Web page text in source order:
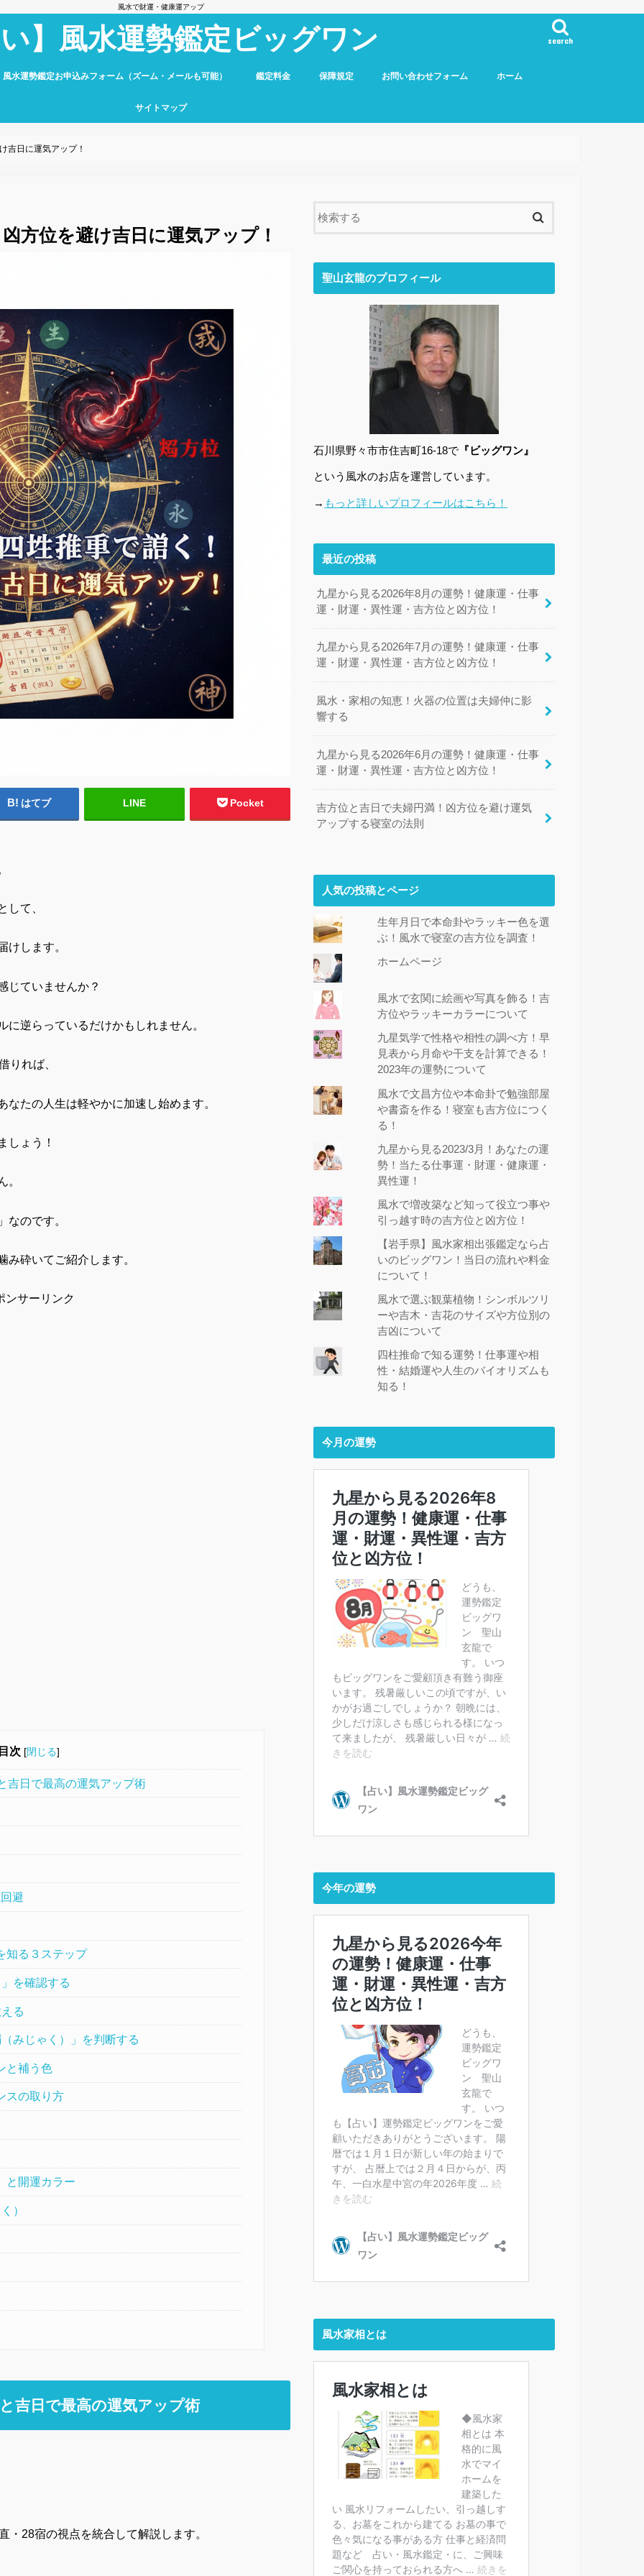
風水で財運・健康運アップ
】風水運勢鑑定ビッグワン search
風水運勢鑑定お申込みフォーム（ズーム・メールも可能） 鑑定料金 保障規定 お問い合わせフォーム ホーム
サイトマップ
吉日に運気アップ！
方位を避け吉日に運気アップ！
はてブ LINE Pocket
して、
けします。
じていませんか？
逆らっているだけかもしれません。
りれば、
たの人生は軽やかに加速し始めます。
しょう！
。
なのです。
砕いてご紹介します。
ンサーリンク
次 [閉じる]
吉日で最高の運気アップ術
避
知る３ステップ
を確認する
る
みじゃく）」を判断する
と補う色
スの取り方
と開運カラー
）
吉日で最高の運気アップ術
28宿の視点を統合して解説します。
聖山玄龍のプロフィール
石川県野々市市住吉町16-18で 『ビッグワン』
という風水のお店を運営しています。
→ もっと詳しいプロフィールはこちら！
最近の投稿
九星から見る2026年8月の運勢！健康運・仕事
運・財運・異性運・吉方位と凶方位！
九星から見る2026年7月の運勢！健康運・仕事
運・財運・異性運・吉方位と凶方位！
風水・家相の知恵！火器の位置は夫婦仲に影
響する
九星から見る2026年6月の運勢！健康運・仕事
運・財運・異性運・吉方位と凶方位！
吉方位と吉日で夫婦円満！凶方位を避け運気
アップする寝室の法則
人気の投稿とページ
生年月日で本命卦やラッキー色を選
ぶ！風水で寝室の吉方位を調査！
ホームページ
風水で玄関に絵画や写真を飾る！吉
方位やラッキーカラーについて
九星気学で性格や相性の調べ方！早
見表から月命や干支を計算できる！
2023年の運勢について
風水で文昌方位や本命卦で勉強部屋
や書斎を作る！寝室も吉方位につく
る！
九星から見る2023/3月！あなたの運
勢！当たる仕事運・財運・健康運・
異性運！
風水で増改築など知って役立つ事や
引っ越す時の吉方位と凶方位！
【岩手県】風水家相出張鑑定なら占
いのビッグワン！当日の流れや料金
について！
風水で選ぶ観葉植物！シンボルツリ
ーや吉木・吉花のサイズや方位別の
吉凶について
四柱推命で知る運勢！仕事運や相
性・結婚運や人生のバイオリズムも
知る！
今月の運勢
今年の運勢
風水家相とは